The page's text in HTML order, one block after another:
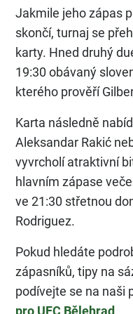
Jakmile jeho zápas
skončí, turnaj se
karty. Hned druhý
19:30 obávaný
kterého prověří
Karta následně
Aleksandar Rakić
vyvrcholí atraktivní
hlavním zápase
ve 21:30 střetnou
Rodriguez.
Pokud hledáte
zápasníků, tipy na
podívejte se na naši
pro UFC Bělehrad.